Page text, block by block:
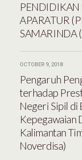
PENDIDIKAN
APARATUR
SAMARINDA
OCTOBER 9, 2018
Pengaruh
terhadap
Negeri Sipil di
Kepegawaian
Kalimantan
Noverdisa)